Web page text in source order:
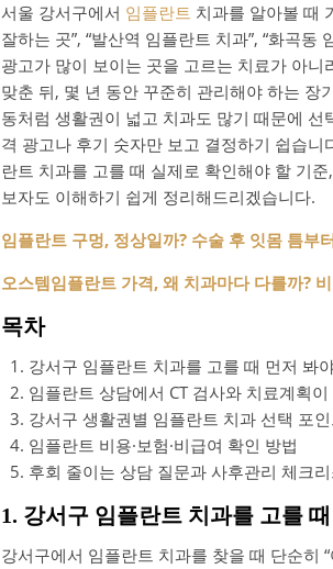
서울 강서구에서 임플란트 치과를 알아볼 때
잘하는 곳”, “발산역 임플란트 치과”, “화곡
광고가 많이 보이는 곳을 고르는 치료가 아
맞춘 뒤, 몇 년 동안 꾸준히 관리해야 하는 장
동처럼 생활권이 넓고 치과도 많기 때문에
격 광고나 후기 숫자만 보고 결정하기 쉽습
란트 치과를 고를 때 실제로 확인해야 할 기
보자도 이해하기 쉽게 정리해드리겠습니다.
임플란트 구멍, 정상일까? 수술 후 잇몸 틈부
오스템임플란트 가격, 왜 치과마다 다를까?
목차
강서구 임플란트 치과를 고를 때 먼저 봐
임플란트 상담에서 CT 검사와 치료계획
강서구 생활권별 임플란트 치과 선택 포
임플란트 비용·보험·비급여 확인 방법
후회 줄이는 상담 질문과 사후관리 체크
1. 강서구 임플란트 치과를 고를
강서구에서 임플란트 치과를 찾을 때 단순히